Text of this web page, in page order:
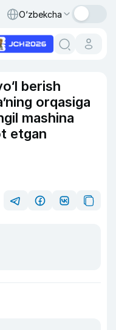
O‘zbekcha
berish
orqasiga
mashina
etgan